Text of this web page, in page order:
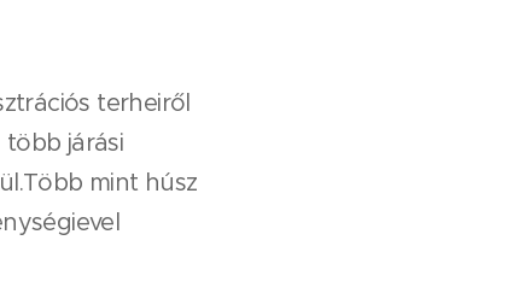
terheiről
járási
mint húsz